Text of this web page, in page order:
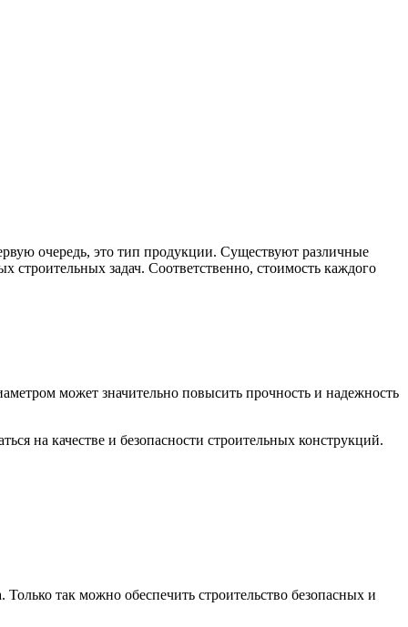
очередь, это тип продукции. Существуют различные
строительных задач. Соответственно, стоимость каждого
может значительно повысить прочность и надежность
на качестве и безопасности строительных конструкций.
так можно обеспечить строительство безопасных и